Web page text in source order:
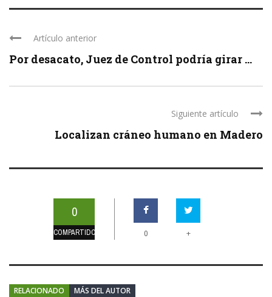
Artículo anterior
Por desacato, Juez de Control podría girar ...
Siguiente artículo
Localizan cráneo humano en Madero
0
COMPARTIDOS 0 +
RELACIONADO MÁS DEL AUTOR